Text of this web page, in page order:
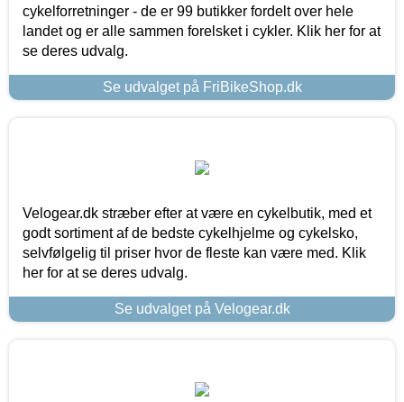
cykelforretninger - de er 99 butikker fordelt over hele
landet og er alle sammen forelsket i cykler. Klik her for at
se deres udvalg.
Se udvalget på FriBikeShop.dk
Velogear.dk stræber efter at være en cykelbutik, med et
godt sortiment af de bedste cykelhjelme og cykelsko,
selvfølgelig til priser hvor de fleste kan være med. Klik
her for at se deres udvalg.
Se udvalget på Velogear.dk